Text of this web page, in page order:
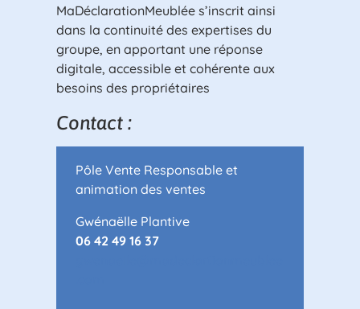
MaDéclarationMeublée s’inscrit ainsi
dans la continuité des expertises du
groupe, en apportant une réponse
digitale, accessible et cohérente aux
besoins des propriétaires
Contact :
Pôle Vente Responsable et
animation des ventes
Gwénaëlle Plantive
06 42 49 16 37